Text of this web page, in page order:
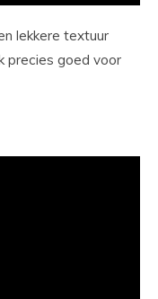
lekkere textuur
precies goed voor